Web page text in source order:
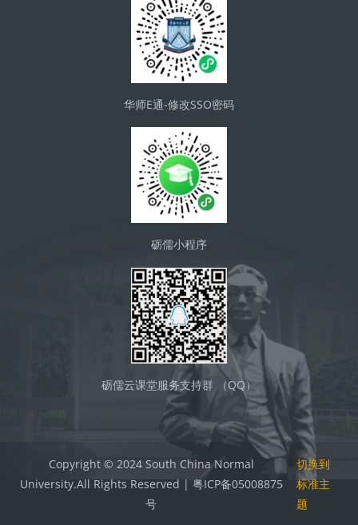
华师E通-修改SSO密码
砺儒小程序
砺儒云课堂服务支持群 （QQ）
Copyright © 2024 South China Normal
University.All Rights Reserved | 粤ICP备05008875
号
切换到
标准主
题